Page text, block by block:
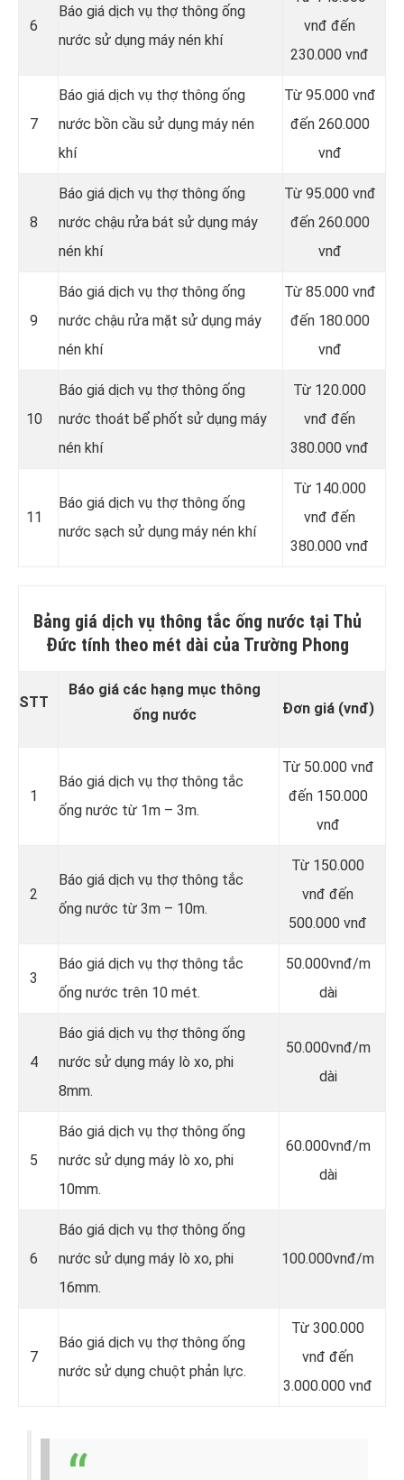
6
Báo giá dịch vụ thợ thông ống
nước sử dụng máy nén khí
vnđ đến
230.000 vnđ
7
Báo giá dịch vụ thợ thông ống
nước bồn cầu sử dụng máy nén
khí
Từ 95.000 vnđ
đến 260.000
vnđ
8
Báo giá dịch vụ thợ thông ống
nước chậu rửa bát sử dụng máy
nén khí
Từ 95.000 vnđ
đến 260.000
vnđ
9
Báo giá dịch vụ thợ thông ống
nước chậu rửa mặt sử dụng máy
nén khí
Từ 85.000 vnđ
đến 180.000
vnđ
10
Báo giá dịch vụ thợ thông ống
nước thoát bể phốt sử dụng máy
nén khí
Từ 120.000
vnđ đến
380.000 vnđ
11
Báo giá dịch vụ thợ thông ống
nước sạch sử dụng máy nén khí
Từ 140.000
vnđ đến
380.000 vnđ
Bảng giá dịch vụ thông tắc ống nước tại Thủ
Đức tính theo mét dài của Trường Phong
STT
Báo giá các hạng mục thông
ống nước
Đơn giá (vnđ)
1
Báo giá dịch vụ thợ thông tắc
ống nước từ 1m – 3m.
Từ 50.000 vnđ
đến 150.000
vnđ
2
Báo giá dịch vụ thợ thông tắc
ống nước từ 3m – 10m.
Từ 150.000
vnđ đến
500.000 vnđ
3
Báo giá dịch vụ thợ thông tắc
ống nước trên 10 mét.
50.000vnđ/m
dài
4
Báo giá dịch vụ thợ thông ống
nước sử dụng máy lò xo, phi
8mm.
50.000vnđ/m
dài
5
Báo giá dịch vụ thợ thông ống
nước sử dụng máy lò xo, phi
10mm.
60.000vnđ/m
dài
6
Báo giá dịch vụ thợ thông ống
nước sử dụng máy lò xo, phi
16mm.
100.000vnđ/m
7
Báo giá dịch vụ thợ thông ống
nước sử dụng chuột phản lực.
Từ 300.000
vnđ đến
3.000.000 vnđ